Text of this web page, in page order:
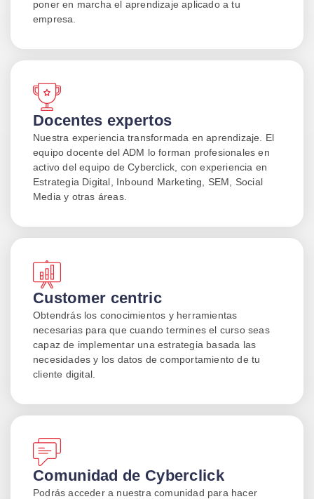
Facebook & Instagram
Facebook & Instagram Ads
Crea tu primera campaña en
Meta
Publicidad en Tiktok Ads
Tipos de objetivos en TikTok
Audiencias y estrategias de
anuncios en TikTok Ads
Recomendaciones para crear
anuncios en TikTok Ads
Crea tu primera campaña en
Publicidad en LinkedIn Ads
Ads
Formatos Publicitarios en
poner en marcha el aprendizaje aplicado a tu
empresa.
Docentes expertos
Nuestra experiencia transformada en aprendizaje. El
equipo docente del ADM lo forman profesionales en
activo del equipo de Cyberclick, con experiencia en
Estrategia Digital, Inbound Marketing, SEM, Social
Media y otras áreas.
Customer centric
Obtendrás los conocimientos y herramientas
necesarias para que cuando termines el curso seas
capaz de implementar una estrategia basada las
necesidades y los datos de comportamiento de tu
cliente digital.
Comunidad de Cyberclick
Podrás acceder a nuestra comunidad para hacer